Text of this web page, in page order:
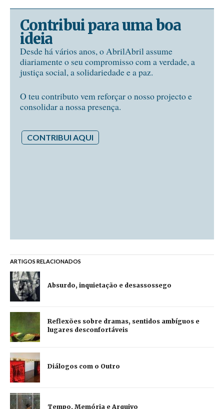
Contribui para uma boa
ideia
Desde há vários anos, o AbrilAbril assume
diariamente o seu compromisso com a verdade, a
justiça social, a solidariedade e a paz.
O teu contributo vem reforçar o nosso projecto e
consolidar a nossa presença.
CONTRIBUI AQUI
ARTIGOS RELACIONADOS
Absurdo, inquietação e desassossego
Reflexões sobre dramas, sentidos ambíguos e
lugares desconfortáveis
Diálogos com o Outro
Tempo, Memória e Arquivo